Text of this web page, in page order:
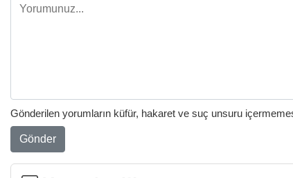
Gönderilen yorumların küfür, hakaret ve suç unsuru
Gönder